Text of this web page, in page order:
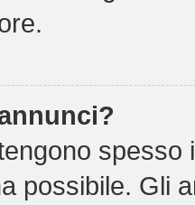
possibile. Gli